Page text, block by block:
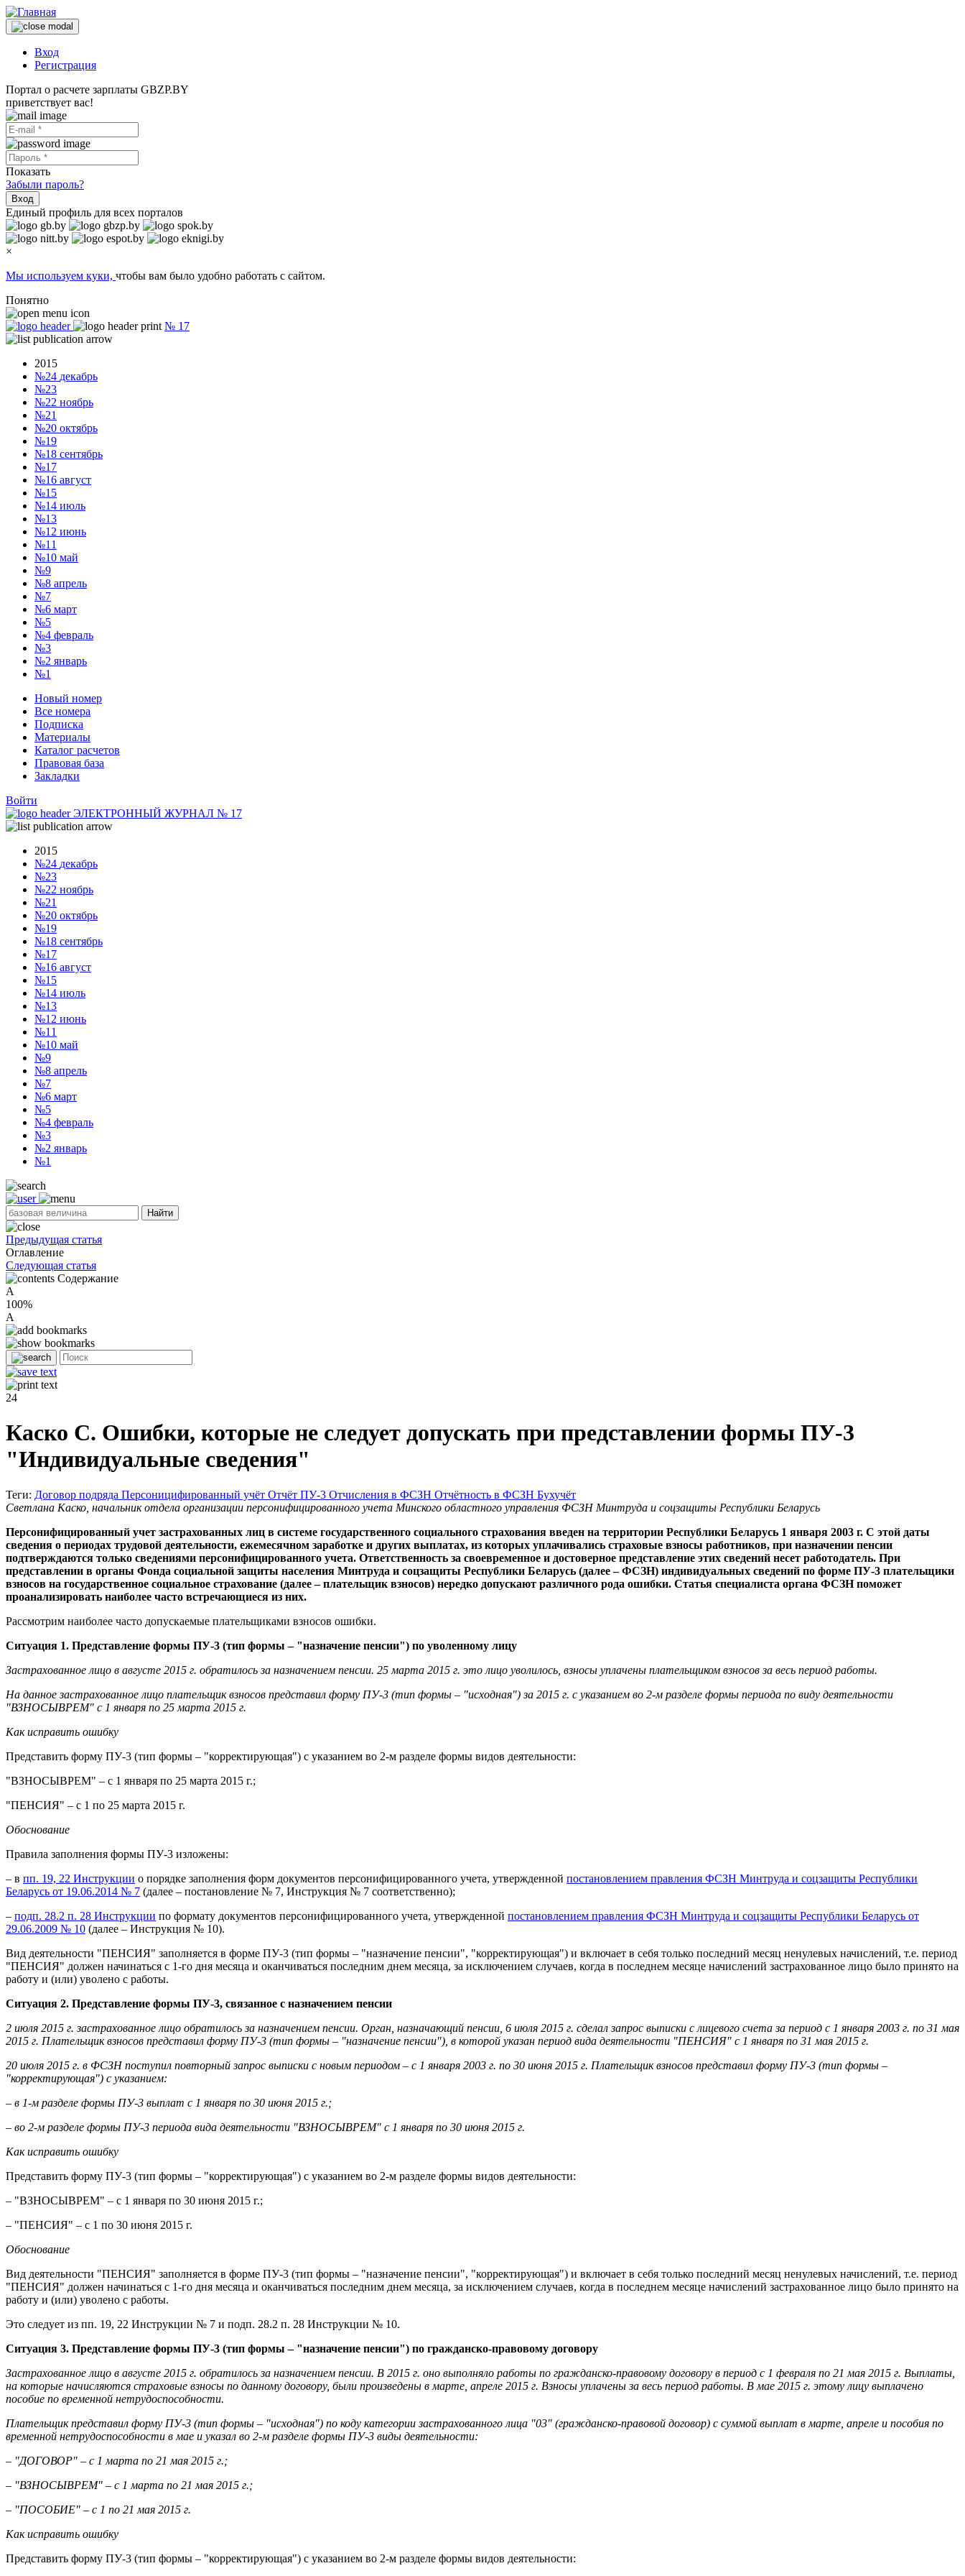
Вход
Регистрация
Портал о расчете зарплаты GBZP.BY
приветствует вас!
Показать
Забыли пароль?
Вход
Единый профиль для всех порталов
×
Мы используем куки, чтобы вам было удобно работать с сайтом.
Понятно
№ 17
2015
№24 декабрь
№23
№22 ноябрь
№21
№20 октябрь
№19
№18 сентябрь
№17
№16 август
№15
№14 июль
№13
№12 июнь
№11
№10 май
№9
№8 апрель
№7
№6 март
№5
№4 февраль
№3
№2 январь
№1
Новый номер
Все номера
Подписка
Материалы
Каталог расчетов
Правовая база
Закладки
Войти
ЭЛЕКТРОННЫЙ ЖУРНАЛ № 17
2015
№24 декабрь
№23
№22 ноябрь
№21
№20 октябрь
№19
№18 сентябрь
№17
№16 август
№15
№14 июль
№13
№12 июнь
№11
№10 май
№9
№8 апрель
№7
№6 март
№5
№4 февраль
№3
№2 январь
№1
Найти
Предыдущая статья
Оглавление
Следующая статья
Содержание
A
100%
A
24
Каско С. Ошибки, которые не следует допускать при представлении формы ПУ-3
"Индивидуальные сведения"
Теги: Договор подряда Персоницифированный учёт Отчёт ПУ-3 Отчисления в ФСЗН Отчётность в ФСЗН Бухучёт
Светлана Каско, начальник отдела организации персонифицированного учета Минского областного управления ФСЗН Минтруда и соцзащиты Республики Беларусь
Персонифицированный учет застрахованных лиц в системе государственного социального страхования введен на территории Республики Беларусь 1 января 2003 г. С этой даты
сведения о периодах трудовой деятельности, ежемесячном заработке и других выплатах, из которых уплачивались страховые взносы работников, при назначении пенсии
подтверждаются только сведениями персонифицированного учета. Ответственность за своевременное и достоверное представление этих сведений несет работодатель. При
представлении в органы Фонда социальной защиты населения Минтруда и соцзащиты Республики Беларусь (далее – ФСЗН) индивидуальных сведений по форме ПУ-3 плательщики
взносов на государственное социальное страхование (далее – плательщик взносов) нередко допускают различного рода ошибки. Статья специалиста органа ФСЗН поможет
проанализировать наиболее часто встречающиеся из них.
Рассмотрим наиболее часто допускаемые плательщиками взносов ошибки.
Ситуация 1. Представление формы ПУ-3 (тип формы – "назначение пенсии") по уволенному лицу
Застрахованное лицо в августе 2015 г. обратилось за назначением пенсии. 25 марта 2015 г. это лицо уволилось, взносы уплачены плательщиком взносов за весь период работы.
На данное застрахованное лицо плательщик взносов представил форму ПУ-3 (тип формы – "исходная") за 2015 г. с указанием во 2-м разделе формы периода по виду деятельности
"ВЗНОСЫВРЕМ" с 1 января по 25 марта 2015 г.
Как исправить ошибку
Представить форму ПУ-3 (тип формы – "корректирующая") с указанием во 2-м разделе формы видов деятельности:
"ВЗНОСЫВРЕМ" – с 1 января по 25 марта 2015 г.;
"ПЕНСИЯ" – с 1 по 25 марта 2015 г.
Обоснование
Правила заполнения формы ПУ-3 изложены:
– в пп. 19, 22 Инструкции о порядке заполнения форм документов персонифицированного учета, утвержденной постановлением правления ФСЗН Минтруда и соцзащиты Республики
Беларусь от 19.06.2014 № 7 (далее – постановление № 7, Инструкция № 7 соответственно);
– подп. 28.2 п. 28 Инструкции по формату документов персонифицированного учета, утвержденной постановлением правления ФСЗН Минтруда и соцзащиты Республики Беларусь от
29.06.2009 № 10 (далее – Инструкция № 10).
Вид деятельности "ПЕНСИЯ" заполняется в форме ПУ-3 (тип формы – "назначение пенсии", "корректирующая") и включает в себя только последний месяц ненулевых начислений, т.е. период
"ПЕНСИЯ" должен начинаться с 1-го дня месяца и оканчиваться последним днем месяца, за исключением случаев, когда в последнем месяце начислений застрахованное лицо было принято на
работу и (или) уволено с работы.
Ситуация 2. Представление формы ПУ-3, связанное с назначением пенсии
2 июля 2015 г. застрахованное лицо обратилось за назначением пенсии. Орган, назначающий пенсии, 6 июля 2015 г. сделал запрос выписки с лицевого счета за период с 1 января 2003 г. по 31 мая
2015 г. Плательщик взносов представил форму ПУ-3 (тип формы – "назначение пенсии"), в которой указан период вида деятельности "ПЕНСИЯ" с 1 января по 31 мая 2015 г.
20 июля 2015 г. в ФСЗН поступил повторный запрос выписки с новым периодом – с 1 января 2003 г. по 30 июня 2015 г. Плательщик взносов представил форму ПУ-3 (тип формы –
"корректирующая") с указанием:
– в 1-м разделе формы ПУ-3 выплат с 1 января по 30 июня 2015 г.;
– во 2-м разделе формы ПУ-3 периода вида деятельности "ВЗНОСЫВРЕМ" с 1 января по 30 июня 2015 г.
Как исправить ошибку
Представить форму ПУ-3 (тип формы – "корректирующая") с указанием во 2-м разделе формы видов деятельности:
– "ВЗНОСЫВРЕМ" – с 1 января по 30 июня 2015 г.;
– "ПЕНСИЯ" – с 1 по 30 июня 2015 г.
Обоснование
Вид деятельности "ПЕНСИЯ" заполняется в форме ПУ-3 (тип формы – "назначение пенсии", "корректирующая") и включает в себя только последний месяц ненулевых начислений, т.е. период
"ПЕНСИЯ" должен начинаться с 1-го дня месяца и оканчиваться последним днем месяца, за исключением случаев, когда в последнем месяце начислений застрахованное лицо было принято на
работу и (или) уволено с работы.
Это следует из пп. 19, 22 Инструкции № 7 и подп. 28.2 п. 28 Инструкции № 10.
Ситуация 3. Представление формы ПУ-3 (тип формы – "назначение пенсии") по гражданско-правовому договору
Застрахованное лицо в августе 2015 г. обратилось за назначением пенсии. В 2015 г. оно выполняло работы по гражданско-правовому договору в период с 1 февраля по 21 мая 2015 г. Выплаты,
на которые начисляются страховые взносы по данному договору, были произведены в марте, апреле 2015 г. Взносы уплачены за весь период работы. В мае 2015 г. этому лицу выплачено
пособие по временной нетрудоспособности.
Плательщик представил форму ПУ-3 (тип формы – "исходная") по коду категории застрахованного лица "03" (гражданско-правовой договор) с суммой выплат в марте, апреле и пособия по
временной нетрудоспособности в мае и указал во 2-м разделе формы ПУ-3 виды деятельности:
– "ДОГОВОР" – с 1 марта по 21 мая 2015 г.;
– "ВЗНОСЫВРЕМ" – с 1 марта по 21 мая 2015 г.;
– "ПОСОБИЕ" – с 1 по 21 мая 2015 г.
Как исправить ошибку
Представить форму ПУ-3 (тип формы – "корректирующая") с указанием во 2-м разделе формы видов деятельности: